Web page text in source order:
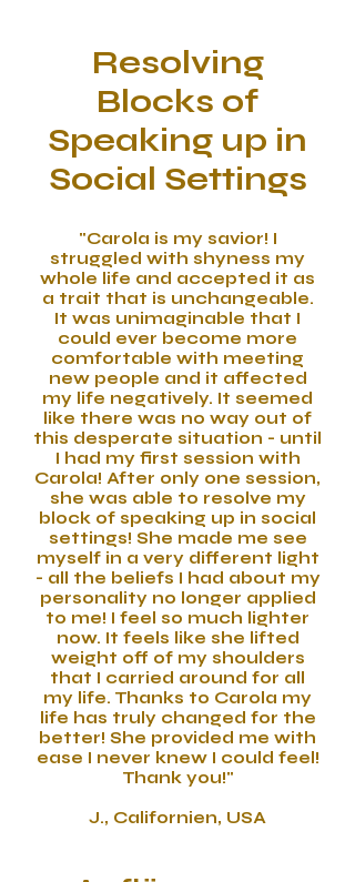
Resolving
Blocks of
Speaking up in
Social Settings
"Carola is my savior! I
struggled with shyness my
whole life and accepted it as
a trait that is unchangeable.
It was unimaginable that I
could ever become more
comfortable with meeting
new people and it affected
my life negatively. It seemed
like there was no way out of
this desperate situation - until
I had my first session with
Carola! After only one session,
she was able to resolve my
block of speaking up in social
settings! She made me see
myself in a very different light
- all the beliefs I had about my
personality no longer applied
to me! I feel so much lighter
now. It feels like she lifted
weight off of my shoulders
that I carried around for all
my life. Thanks to Carola my
life has truly changed for the
better! She provided me with
ease I never knew I could feel!
Thank you!"
J., Californien, USA